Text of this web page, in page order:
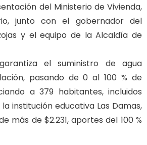
del Ministerio de Vivienda,
junto con el gobernador del
y el equipo de la Alcaldía de
el suministro de agua
pasando de 0 al 100 % de
a 379 habitantes, incluidos
institución educativa Las Damas,
más de $2.231, aportes del 100 %